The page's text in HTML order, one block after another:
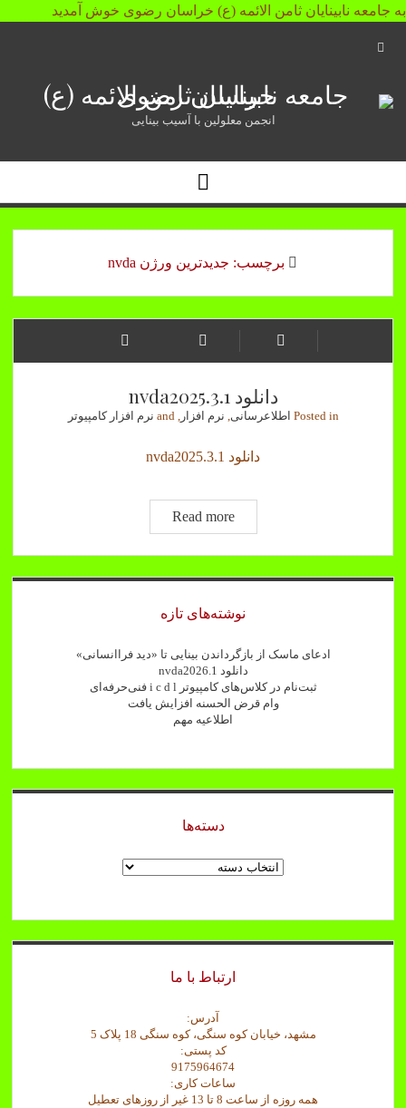
به جامعه نابینایان ثامن الائمه (ع) خراسان رضوی خوش آمدید
Open
جامعه
ثامن
(ع)
رضوی
انجمن معلولین با آسیب بینایی
Open
Menu
برچسب: جدیدترین ورژن nvda
دانلود nvda2025.3.1
Posted in اطلاعرسانی, نرم افزار, and نرم افزار کامپیوتر
دانلود nvda2025.3.1
Read moreدانلود
nvda2025.3.1
نوشته‌های تازه
ادعای ماسک از بازگرداندن بینایی تا «دید فراانسانی»
دانلود nvda2026.1
ثبت‌نام در کلاس‌های کامپیوتر i c d l فنی‌حرفه‌ای
وام قرض الحسنه افزایش یافت
اطلاعیه مهم
دسته‌ها
دسته‌ها
ارتباط با ما
آدرس:
مشهد، خیابان کوه سنگی، کوه سنگی 18 پلاک 5
کد پستی:
9175964674
ساعات کاری:
همه روزه از ساعت 8 تا 13 غیر از روزهای تعطیل